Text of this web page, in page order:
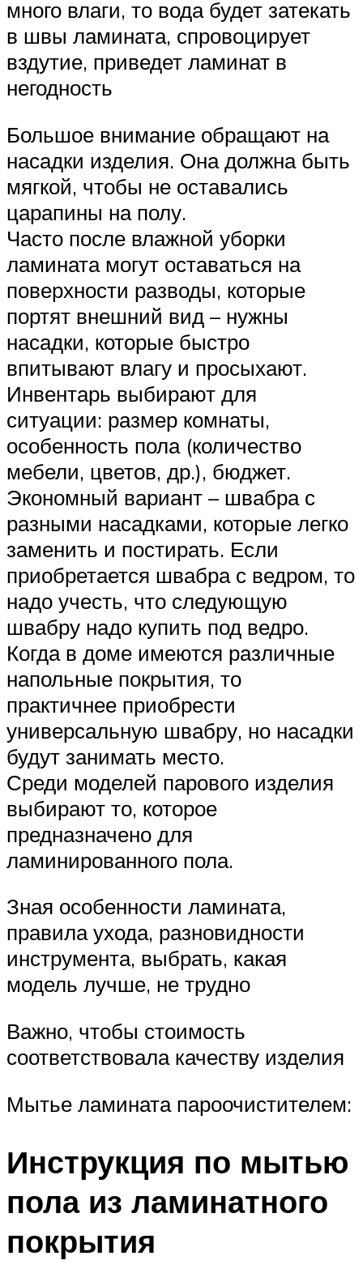
много влаги, то вода будет затекать
в швы ламината, спровоцирует
вздутие, приведет ламинат в
негодность
Большое внимание обращают на
насадки изделия. Она должна быть
мягкой, чтобы не оставались
царапины на полу.
Часто после влажной уборки
ламината могут оставаться на
поверхности разводы, которые
портят внешний вид – нужны
насадки, которые быстро
впитывают влагу и просыхают.
Инвентарь выбирают для
ситуации: размер комнаты,
особенность пола (количество
мебели, цветов, др.), бюджет.
Экономный вариант – швабра с
разными насадками, которые легко
заменить и постирать. Если
приобретается швабра с ведром, то
надо учесть, что следующую
швабру надо купить под ведро.
Когда в доме имеются различные
напольные покрытия, то
практичнее приобрести
универсальную швабру, но насадки
будут занимать место.
Среди моделей парового изделия
выбирают то, которое
предназначено для
ламинированного пола.
Зная особенности ламината,
правила ухода, разновидности
инструмента, выбрать, какая
модель лучше, не трудно
Важно, чтобы стоимость
соответствовала качеству изделия
Мытье ламината пароочистителем:
Инструкция по мытью
пола из ламинатного
покрытия